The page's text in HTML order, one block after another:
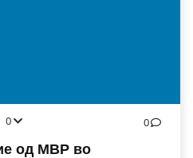
0 0
од МВР во